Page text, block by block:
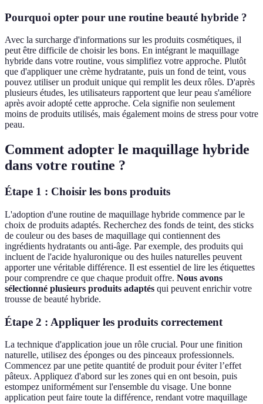
Pourquoi opter pour une routine beauté hybride ?
Avec la surcharge d'informations sur les produits cosmétiques, il
peut être difficile de choisir les bons. En intégrant le maquillage
hybride dans votre routine, vous simplifiez votre approche. Plutôt
que d'appliquer une crème hydratante, puis un fond de teint, vous
pouvez utiliser un produit unique qui remplit les deux rôles. D'après
plusieurs études, les utilisateurs rapportent que leur peau s'améliore
après avoir adopté cette approche. Cela signifie non seulement
moins de produits utilisés, mais également moins de stress pour votre
peau.
Comment adopter le maquillage hybride
dans votre routine ?
Étape 1 : Choisir les bons produits
L'adoption d'une routine de maquillage hybride commence par le
choix de produits adaptés. Recherchez des fonds de teint, des sticks
de couleur ou des bases de maquillage qui contiennent des
ingrédients hydratants ou anti-âge. Par exemple, des produits qui
incluent de l'acide hyaluronique ou des huiles naturelles peuvent
apporter une véritable différence. Il est essentiel de lire les étiquettes
pour comprendre ce que chaque produit offre. Nous avons
sélectionné plusieurs produits adaptés qui peuvent enrichir votre
trousse de beauté hybride.
Étape 2 : Appliquer les produits correctement
La technique d'application joue un rôle crucial. Pour une finition
naturelle, utilisez des éponges ou des pinceaux professionnels.
Commencez par une petite quantité de produit pour éviter l’effet
pâteux. Appliquez d'abord sur les zones qui en ont besoin, puis
estompez uniformément sur l'ensemble du visage. Une bonne
application peut faire toute la différence, rendant votre maquillage